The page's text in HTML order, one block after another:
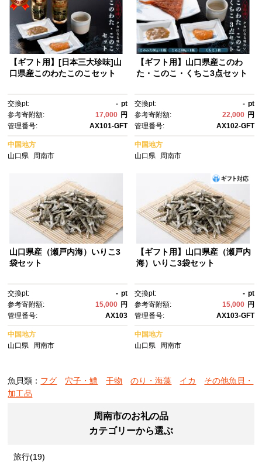
【ギフト用】[日本三大珍味]山
口県産このわたこのこセット
交換pt: - pt
参考寄附額:
17,000 円
管理番号:
AX101-GFT
中国地方
山口県
周南市
【ギフト用】山口県産このわ
た・このこ・くちこ3点セット
交換pt: - pt
参考寄附額:
22,000 円
管理番号:
AX102-GFT
中国地方
山口県
周南市
山口県産（瀬戸内海）いりこ3
袋セット
交換pt: - pt
参考寄附額:
15,000 円
管理番号:
AX103
中国地方
山口県
周南市
【ギフト用】山口県産（瀬戸内
海）いりこ3袋セット
交換pt: - pt
参考寄附額:
15,000 円
管理番号:
AX103-GFT
中国地方
山口県
周南市
魚貝類： フグ 穴子・鱧 干物 のり・海藻 イカ
その他魚貝・
加工品
周南市のお礼の品
カテゴリーから選ぶ
旅行(19)